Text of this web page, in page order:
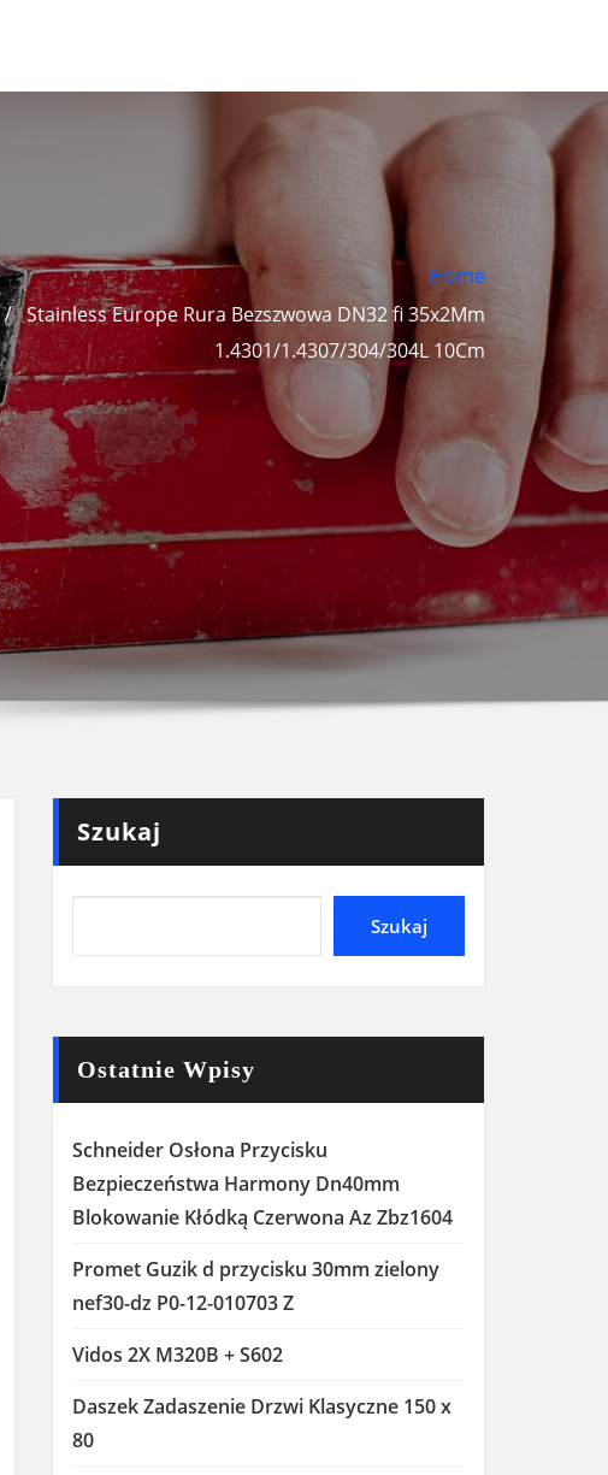
Home
Stainless Europe Rura Bezszwowa DN32 fi 35x2Mm
1.4301/1.4307/304/304L 10Cm
Szukaj
Szukaj
Ostatnie Wpisy
Schneider Osłona Przycisku
Bezpieczeństwa Harmony Dn40mm
Blokowanie Kłódką Czerwona Az Zbz1604
Promet Guzik d przycisku 30mm zielony
nef30-dz P0-12-010703 Z
Vidos 2X M320B + S602
Daszek Zadaszenie Drzwi Klasyczne 150 x
80